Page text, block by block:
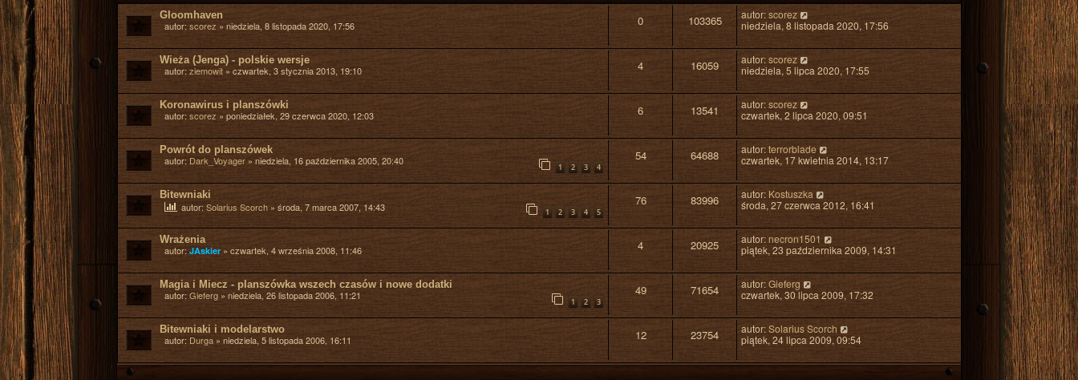
o
t
Gloomhaven
autor: scorez »niedziela, 8 listopada 2020, 17:56 0 103365 autor:scorez
niedziela, 8 listopada 2020, 17:56
Wieża (Jenga) - polskie wersje
autor: ziemowit» czwartek, 3 stycznia 2013, 19:10 4 16059 autor:scorez
niedziela, 5 lipca 2020, 17:55
Koronawirus i planszówki
autor: scorez »poniedziałek, 29 czerwca 2020, 12:03 6 13541 autor:scorez
czwartek, 2 lipca 2020, 09:51
Powrót do planszówek
autor: Dark_Voyager» niedziela, 16 października 2005, 20:40
1 2 3 4
54 64688 autor:terrorblade
czwartek, 17 kwietnia 2014, 13:17
Bitewniaki
autor:Solarius Scorch» środa, 7 marca 2007, 14:43 1 2 3 4 5
76 83996 autor:Kostuszka
środa, 27 czerwca 2012, 16:41
Wrażenia
autor: JAskier» czwartek, 4 września 2008, 11:46 4 20925 autor:necron1501
piątek, 23 października 2009, 14:31
Magia i Miecz - planszówka wszech czasów i nowe dodatki
autor: Gieferg»niedziela, 26 listopada 2006, 11:21
1 2 3
49 71654 autor:Gieferg
czwartek, 30 lipca 2009, 17:32
Bitewniaki i modelarstwo
autor: Durga» niedziela, 5 listopada 2006, 16:11 12 23754 autor:Solarius Scorch
piątek, 24 lipca 2009, 09:54